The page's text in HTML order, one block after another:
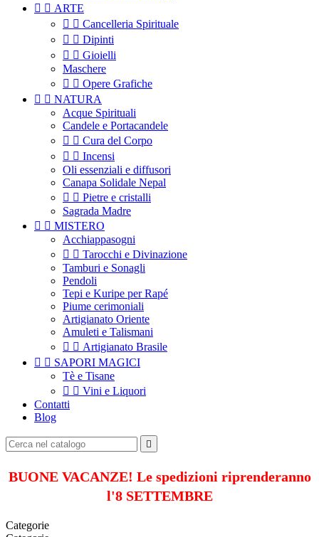
  ARTE
  Cancelleria Spirituale
  Dipinti
  Gioielli
Maschere
  Opere Grafiche
  NATURA
Acque Spirituali
Candele e Portacandele
  Cura del Corpo
  Incensi
Oli essenziali e diffusori
Canapa Solidale Nepal
  Pietre e cristalli
Sagrada Madre
  MISTERO
Acchiappasogni
  Tarocchi e Divinazione
Tamburi e Sonagli
Pendoli
Tepi e Kuripe per Rapé
Piume cerimoniali
Artigianato Oriente
Amuleti e Talismani
  Artigianato Brasile
  SAPORI MAGICI
Tè e Tisane
  Vini e Liquori
Contatti
Blog

BUONE VACANZE! Le spedizioni riprenderanno
l'8 SETTEMBRE
Categorie